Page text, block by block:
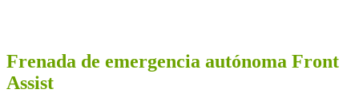
Frenada de emergencia autónoma Front
Assist